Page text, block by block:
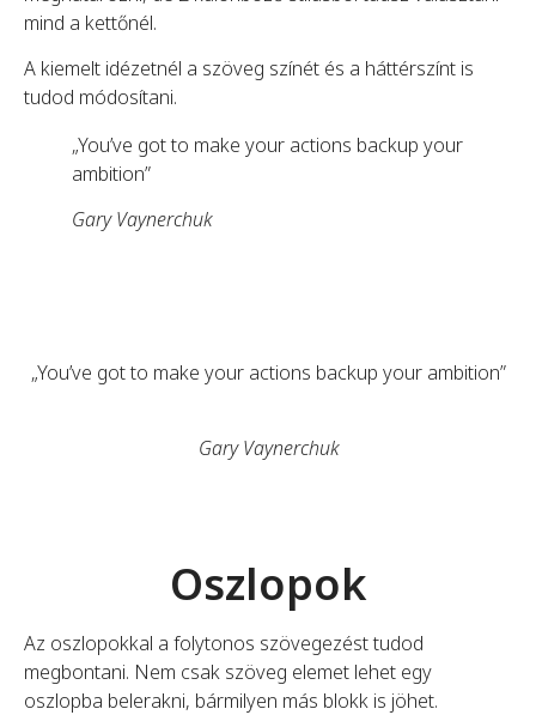
mind a kettőnél.
A kiemelt idézetnél a szöveg színét és a háttérszínt is
tudod módosítani.
„You’ve got to make your actions backup your
ambition”
Gary Vaynerchuk
„You’ve got to make your actions backup your ambition”
Gary Vaynerchuk
Oszlopok
Az oszlopokkal a folytonos szövegezést tudod
megbontani. Nem csak szöveg elemet lehet egy
oszlopba belerakni, bármilyen más blokk is jöhet.